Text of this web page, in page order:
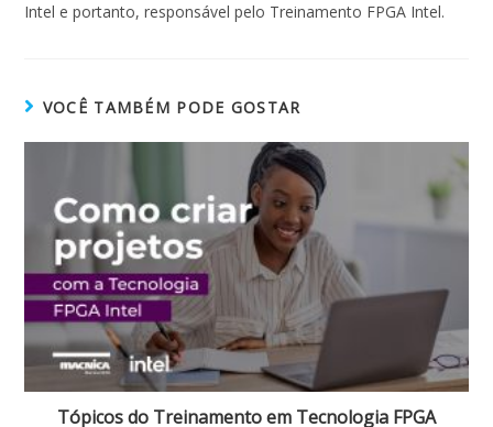
Intel e portanto, responsável pelo Treinamento FPGA Intel.
VOCÊ TAMBÉM PODE GOSTAR
Tópicos do Treinamento em Tecnologia FPGA